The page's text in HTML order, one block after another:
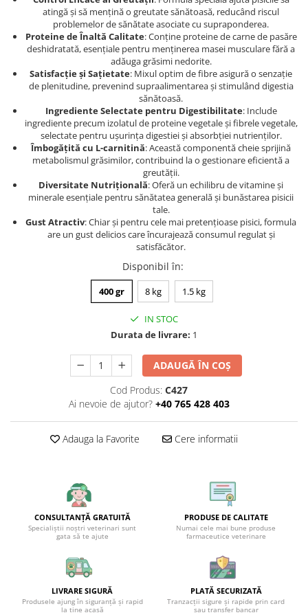
atingă și să mențină o greutate sănătoasă, reducând riscul
problemelor de sănătate asociate cu supraponderea.
Proteine de Înaltă Calitate: Conține proteine de carne de pasăre
deshidratată, esențiale pentru menținerea masei musculare fără a
adăuga grăsimi nedorite.
Satisfacție și Sațietate: Mixul optim de fibre asigură o senzație
de plenitudine, prevenind supraalimentarea și stimulând digestia
sănătoasă.
Ingrediente Selectate pentru Digestibilitate: Include
ingrediente precum izolatul de proteine vegetale și fibrele vegetale,
selectate pentru ușurința digestiei și absorbției nutrienților.
Îmbogățită cu L-carnitină: Această componentă cheie sprijină
metabolismul grăsimilor, contribuind la o gestionare eficientă a
greutății.
Diversitate Nutrițională: Oferă un echilibru de vitamine și
minerale esențiale pentru sănătatea generală și bunăstarea pisicii
tale.
Gust Atractiv: Chiar și pentru cele mai pretențioase pisici, formula
are un gust delicios care încurajează consumul regulat și
satisfăcător.
Disponibil în:
400 gr 8 kg 1.5 kg
IN STOC
Durata de livrare: 1
ADAUGĂ ÎN COȘ
Cod Produs: C427
Ai nevoie de ajutor? +40 765 428 403
Adauga la Favorite Cere informatii
CONSULTANȚĂ GRATUITĂ
Specialiștii noștri veterinari sunt
gata să te ajute
PRODUSE DE CALITATE
Numai cele mai bune produse
farmaceutice veterinare
LIVRARE SIGURĂ
Produsele ajung în siguranță și rapid
la tine acasă
PLATĂ SECURIZATĂ
Tranzacții sigure și rapide prin card
sau transfer bancar